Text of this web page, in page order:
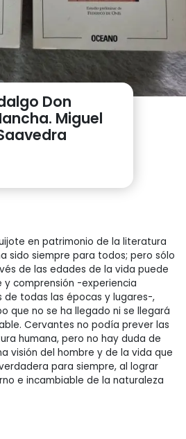
Don
Miguel
en patrimonio de la literatura
sido siempre para todos; pero sólo
de las edades de la vida puede
y comprensión -experiencia
todas las épocas y lugares-,
que no se ha llegado ni se llegará
Cervantes no podía prever las
humana, pero no hay duda de
visión del hombre y de la vida que
para siempre, al lograr
e incambiable de la naturaleza